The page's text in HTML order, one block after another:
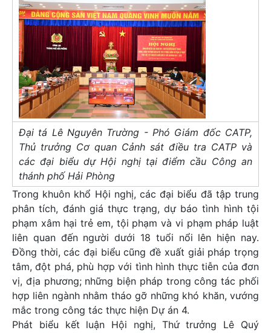
Đại tá Lê Nguyên Trường - Phó Giám đốc CATP,
Thủ trưởng Cơ quan Cảnh sát điều tra CATP và
các đại biểu dự Hội nghị tại điểm cầu Công an
thánh phố Hải Phòng
Trong khuôn khổ Hội nghị, các đại biểu đã tập trung
phân tích, đánh giá thực trạng, dự báo tình hình tội
phạm xâm hại trẻ em, tội phạm và vi phạm pháp luật
liên quan đến người dưới 18 tuổi nổi lên hiện nay.
Đồng thời, các đại biểu cũng đề xuất giải pháp trọng
tâm, đột phá, phù hợp với tình hình thực tiễn của đơn
vị, địa phương; những biện pháp trong công tác phối
hợp liên ngành nhằm tháo gỡ những khó khăn, vướng
mắc trong công tác thực hiện Dự án 4.
Phát biểu kết luận Hội nghị, Thứ trưởng Lê Quý